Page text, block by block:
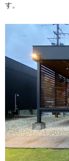
す。